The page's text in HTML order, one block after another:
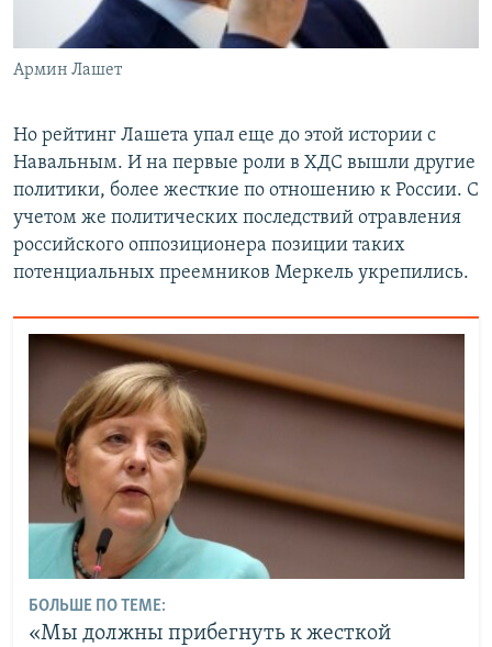
Армин Лашет
Но рейтинг Лашета упал еще до этой истории с
Навальным. И на первые роли в ХДС вышли другие
политики, более жесткие по отношению к России. С
учетом же политических последствий отравления
российского оппозиционера позиции таких
потенциальных преемников Меркель укрепились.
БОЛЬШЕ ПО ТЕМЕ:
«Мы должны прибегнуть к жесткой